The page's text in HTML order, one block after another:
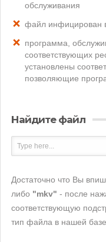
обслуживания
файл инфицирован
программа,
соответствующих
установлены
позволяющие
Найдите файл
Достаточно что Вы
либо "mkv" - после
соответствующую
тип файла в нашей базе.